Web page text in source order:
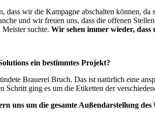
wir die Kampagne abschalten können,
und wir freuen uns, dass die offenen
suchte. Wir sehen immer wieder,
ein bestimmtes Projekt?
Brauerei Bruch. Das ist natürlich eine
ging es um die Etiketten der
uns um die gesamte Außendarstellung des